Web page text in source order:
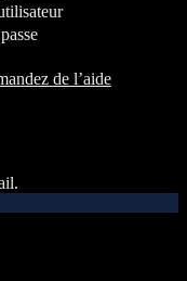
de l’aide